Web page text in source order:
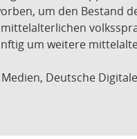
um den Bestand
um weitere
Deutsche